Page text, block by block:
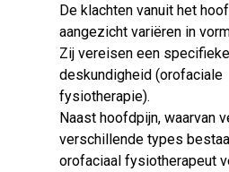
De klachten vanuit het
aangezicht variëren in
Zij vereisen een specifieke
deskundigheid (orofaciale
fysiotherapie).
Naast hoofdpijn, waarvan
verschillende types
orofaciaal fysiotherapeut